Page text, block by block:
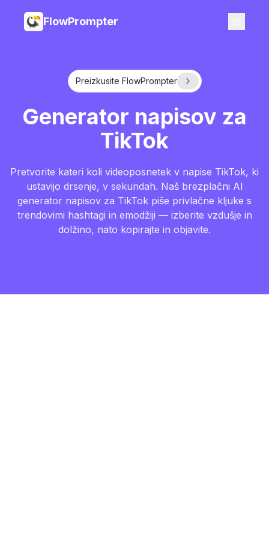
FlowPrompter
Preizkusite FlowPrompter
Generator napisov za
TikTok
Pretvorite kateri koli videoposnetek v napise TikTok, ki
ustavijo drsenje, v sekundah. Naš brezplačni AI
generator napisov za TikTok piše privlačne kljuke s
trendovimi hashtagi in emodžiji — izberite vzdušje in
dolžino, nato kopirajte in objavite.